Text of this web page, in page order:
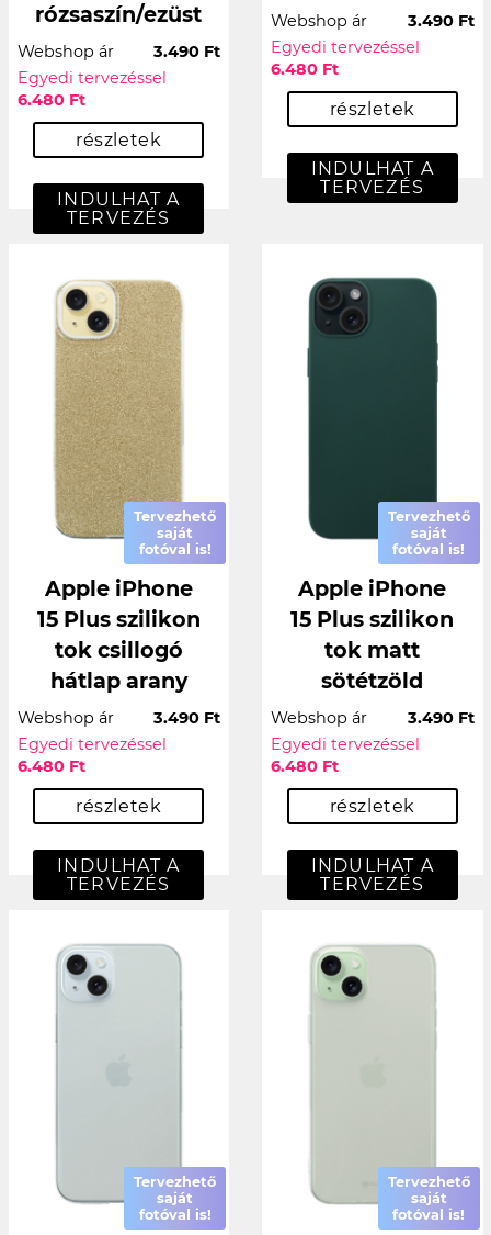
rózsaszín/ezüst
Webshop ár
3.490 Ft
Egyedi tervezéssel
6.480 Ft
részletek
INDULHAT A
TERVEZÉS
Webshop ár
3.490 Ft
Egyedi tervezéssel
6.480 Ft
részletek
INDULHAT A
TERVEZÉS
Tervezhető
saját
fotóval is!
Apple iPhone
15 Plus szilikon
tok csillogó
hátlap arany
Webshop ár
3.490 Ft
Egyedi tervezéssel
6.480 Ft
részletek
INDULHAT A
TERVEZÉS
Tervezhető
saját
fotóval is!
Apple iPhone
15 Plus szilikon
tok matt
sötétzöld
Webshop ár
3.490 Ft
Egyedi tervezéssel
6.480 Ft
részletek
INDULHAT A
TERVEZÉS
Tervezhető
saját
fotóval is!
Tervezhető
saját
fotóval is!